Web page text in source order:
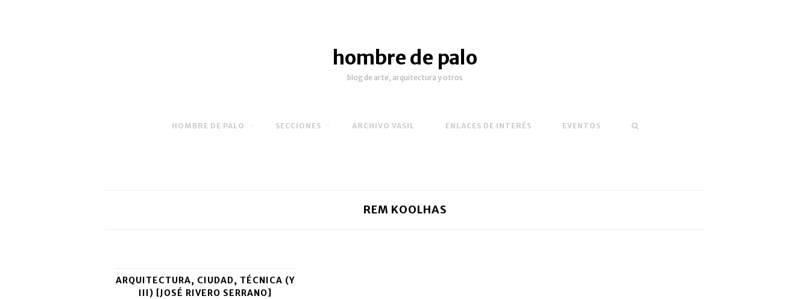
hombre de palo
blog de arte, arquitectura y otros
HOMBRE DE PALO SECCIONES ARCHIVO VASIL ENLACES DE INTERÉS EVENTOS
REM KOOLHAS
ARQUITECTURA, CIUDAD, TÉCNICA (Y
III) [JOSÉ RIVERO SERRANO]